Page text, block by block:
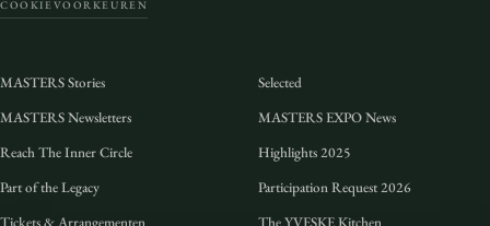
COOKIEVOORKEUREN
MASTERS Stories
Selected
MASTERS Newsletters
MASTERS EXPO News
Reach The Inner Circle
Highlights 2025
Part of the Legacy
Participation Request 2026
Tickets & Arrangementen
The YVESKE Kitchen